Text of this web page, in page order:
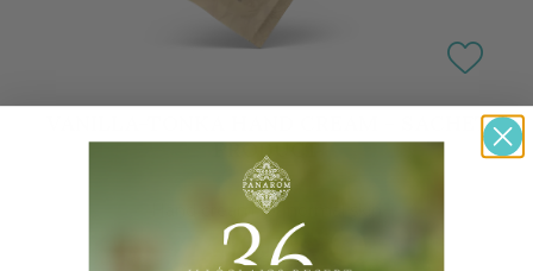
VANILLA-TONKA HAND CREAM - SACHET
PRODUCT
Hand cream for normal skin